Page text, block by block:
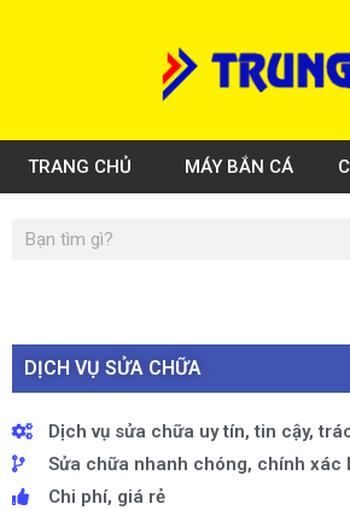
TRANG CHỦ MÁY BẮN CÁ
Search
DỊCH VỤ SỬA CHỮA
Dịch vụ sửa chữa uy tín, tin cậy,
Sửa chữa nhanh chóng, chính xác
Chi phí, giá rẻ